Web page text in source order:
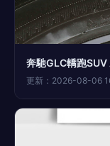
奔馳GLC轎跑
更新：2026-08-06